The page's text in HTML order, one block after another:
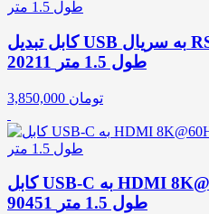
کابل تبدیل USB به سریال RS232 یوگرین مدل CR104
20211 طول 1.5 متر
3,850,000 تومان
کابل USB-C به HDMI 8K@60Hz یوگرین مدل CM565
90451 طول 1.5 متر